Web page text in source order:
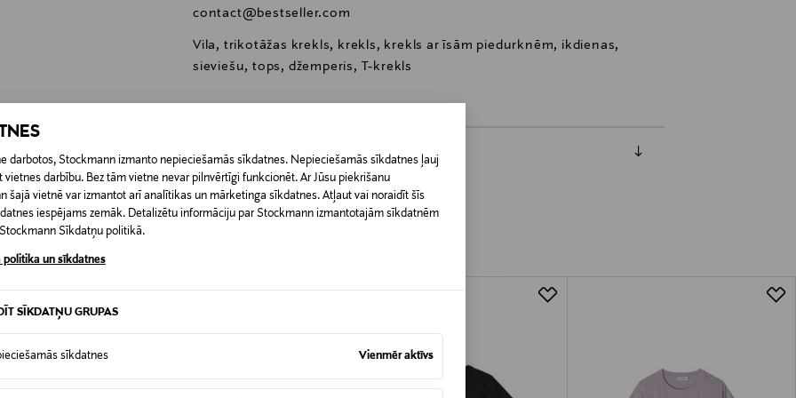
darbotos, Stockmann izmanto nepieciešamās sīkdatnes. Nepieciešamās sīkdatnes ļauj
vietnes darbību. Bez tām vietne nevar pilnvērtīgi funkcionēt. Ar Jūsu piekrišanu
šajā vietnē var izmantot arī analītikas un mārketinga sīkdatnes. Atļaut vai noraidīt šīs
iespējams zemāk. Detalizētu informāciju par Stockmann izmantotajām sīkdatnēm
Sīkdatņu politikā.
politika un sīkdatnes
SĪKDATŅU GRUPAS
sīkdatnes Vienmēr aktīvs
contact@bestseller.com
Vila, trikotāžas krekls, krekls, krekls ar īsām piedurknēm, ikdienas,
sieviešu, tops, džemperis, T-krekls
0,00 €